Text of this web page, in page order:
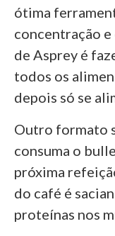
ótima
concentração
de Asprey é
todos os
depois só se
Outro formato
consuma o
próxima
do café é
proteínas nos